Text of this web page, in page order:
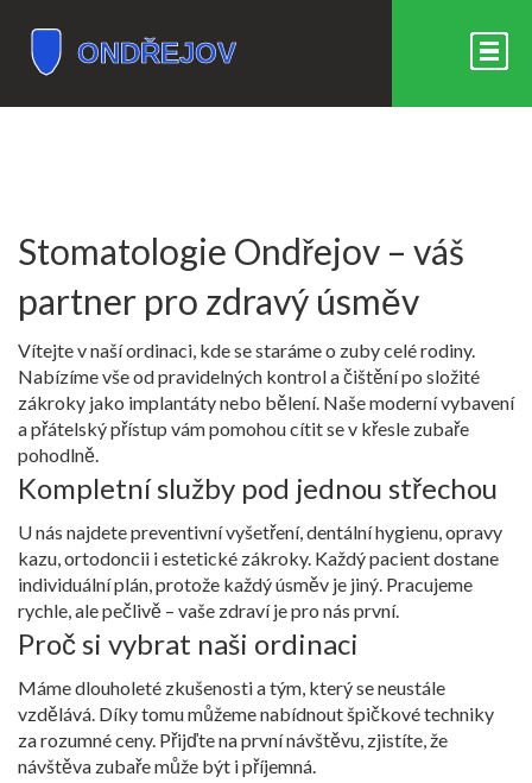
Stomatologie Ondřejov – váš
partner pro zdravý úsměv
Vítejte v naší ordinaci, kde se staráme o zuby celé rodiny.
Nabízíme vše od pravidelných kontrol a čištění po složité
zákroky jako implantáty nebo bělení. Naše moderní vybavení
a přátelský přístup vám pomohou cítit se v křesle zubaře
pohodlně.
Kompletní služby pod jednou střechou
U nás najdete preventivní vyšetření, dentální hygienu, opravy
kazu, ortodoncii i estetické zákroky. Každý pacient dostane
individuální plán, protože každý úsměv je jiný. Pracujeme
rychle, ale pečlivě – vaše zdraví je pro nás první.
Proč si vybrat naši ordinaci
Máme dlouholeté zkušenosti a tým, který se neustále
vzdělává. Díky tomu můžeme nabídnout špičkové techniky
za rozumné ceny. Přijďte na první návštěvu, zjistíte, že
návštěva zubaře může být i příjemná.